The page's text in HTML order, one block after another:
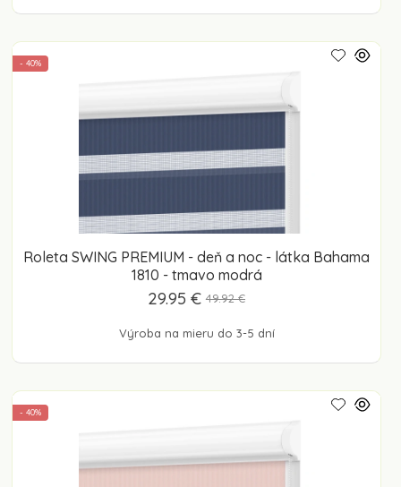
Roleta SWING PREMIUM - deň a noc - látka Bahama
1810 - tmavo modrá
- 40%
Výroba na mieru do 3-5 dní
29.95 € 49.92 €
- 40%